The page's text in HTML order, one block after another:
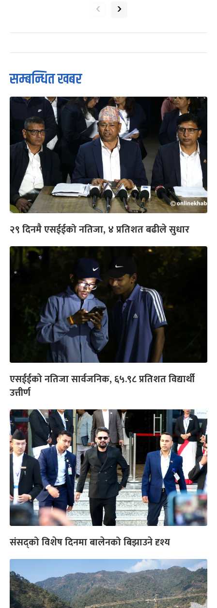
‹ ›
सम्बन्धित खबर
२९ दिनमै एसईईको नतिजा, ४ प्रतिशत बढीले सुधार
एसईईको नतिजा सार्वजनिक, ६५.९८ प्रतिशत विद्यार्थी
उत्तीर्ण
संसद्को विशेष दिनमा बालेनको बिझाउने दृश्य